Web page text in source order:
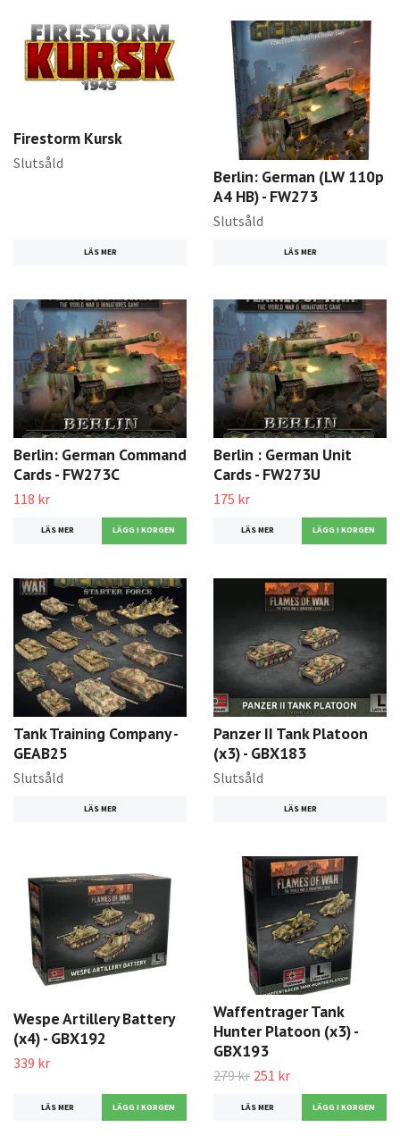
Firestorm Kursk
Slutsåld
LÄS MER
Berlin: German (LW 110p
A4 HB) - FW273
Slutsåld
LÄS MER
Berlin: German Command
Cards - FW273C
118 kr
LÄS MER
Berlin : German Unit
Cards - FW273U
175 kr
LÄS MER
Tank Training Company -
GEAB25
Slutsåld
LÄS MER
Panzer II Tank Platoon
(x3) - GBX183
Slutsåld
LÄS MER
Wespe Artillery Battery
(x4) - GBX192
339 kr
LÄS MER
Waffentrager Tank
Hunter Platoon (x3) -
GBX193
279 kr 251 kr
LÄS MER